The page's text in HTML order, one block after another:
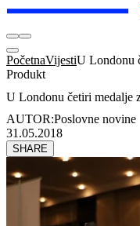
PočetnaVijestiU Londonu
Produkt
U Londonu četiri medalje
AUTOR:Poslovne novine
31.05.2018
SHARE